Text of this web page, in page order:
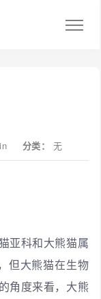
分类： 无
亚科和大熊猫属
但大熊猫在生物
角度来看，大熊